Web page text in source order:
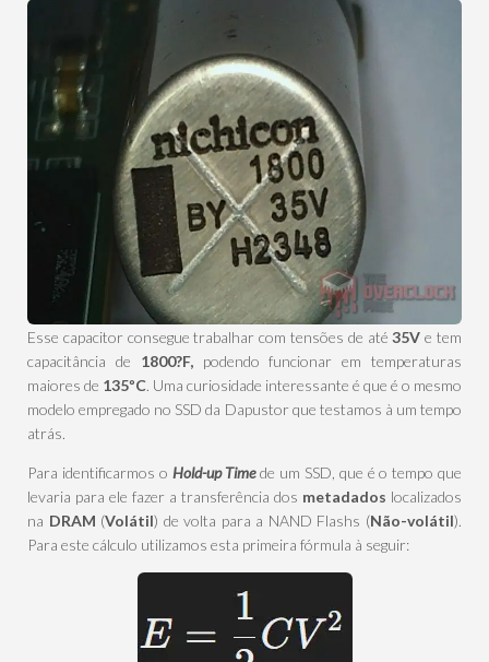
Esse capacitor consegue trabalhar com tensões de até35V e tem
capacitância de 1800?F, podendo funcionar em temperaturas
maiores de 135ºC. Uma curiosidade interessante é que é o mesmo
modelo empregado no SSD da Dapustor que testamos à um tempo
atrás.
Para identificarmos o Hold-up Time de um SSD, que é o tempo que
levaria para ele fazer a transferência dos metadados localizados
na DRAM (Volátil) de volta para a NAND Flashs (Não-volátil).
Para este cálculo utilizamos esta primeira fórmula à seguir: